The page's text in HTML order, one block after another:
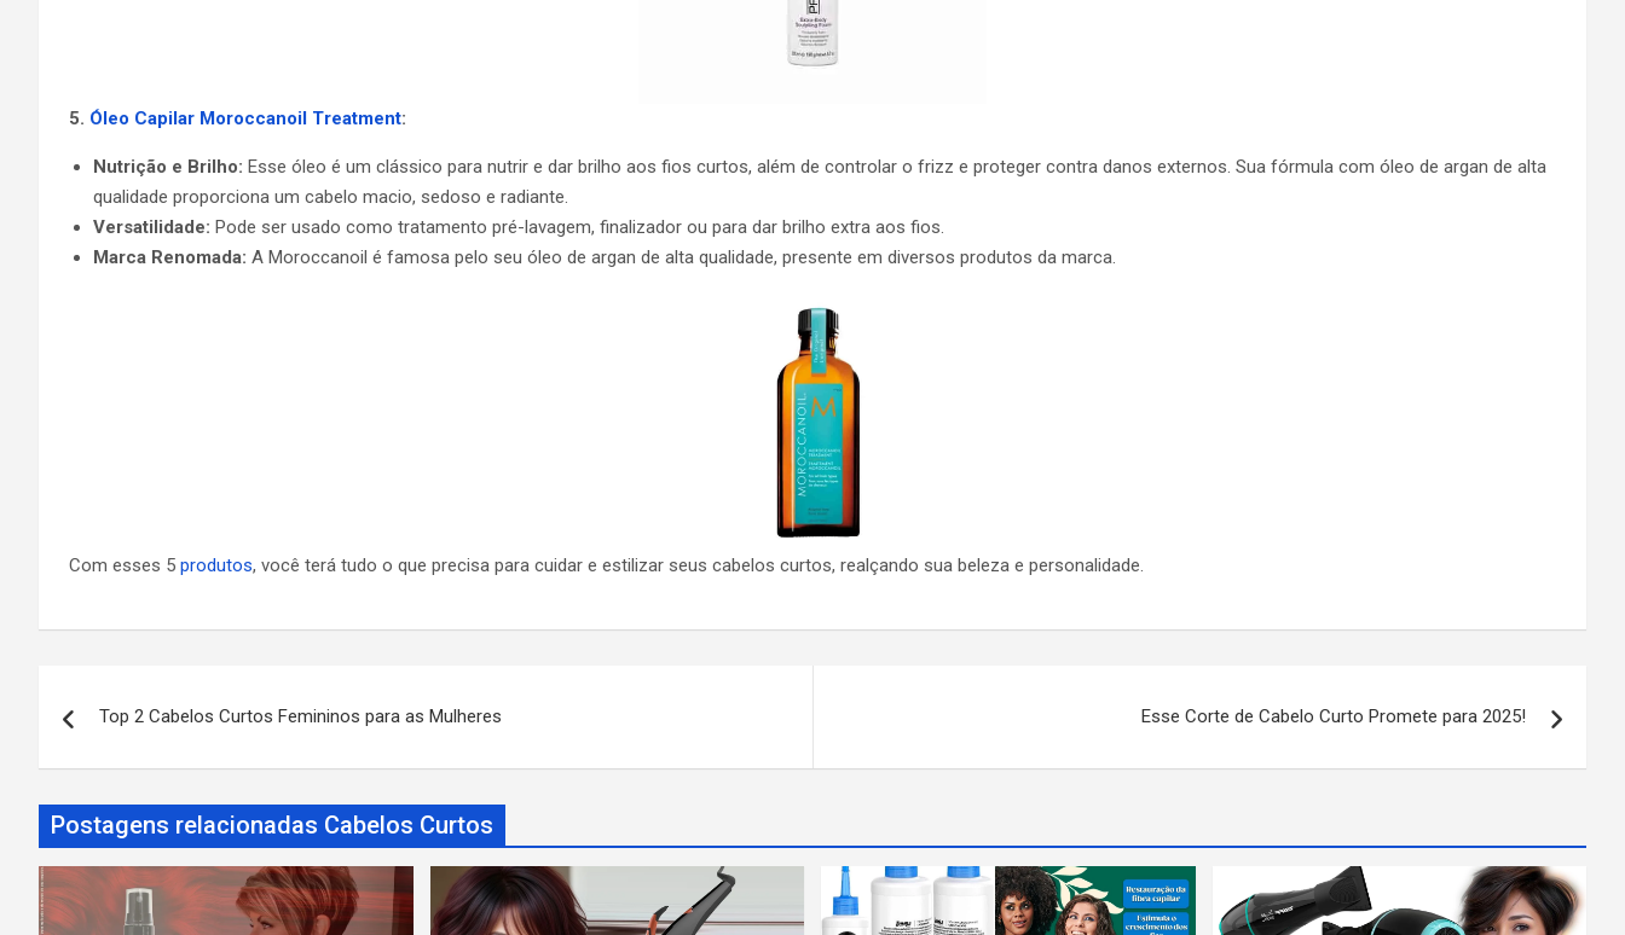
5. Óleo Capilar Moroccanoil Treatment:
Nutrição e Brilho: Esse óleo é um clássico para nutrir e dar brilho aos fios curtos, além de controlar o frizz e proteger contra danos externos. Sua fórmula com óleo de argan de alta
qualidade proporciona um cabelo macio, sedoso e radiante.
Versatilidade: Pode ser usado como tratamento pré-lavagem, finalizador ou para dar brilho extra aos fios.
Marca Renomada: A Moroccanoil é famosa pelo seu óleo de argan de alta qualidade, presente em diversos produtos da marca.
Com esses 5 produtos, você terá tudo o que precisa para cuidar e estilizar seus cabelos curtos, realçando sua beleza e personalidade.
e
g
Top 2 Cabelos Curtos Femininos para as Mulheres Esse Corte de Cabelo Curto Promete para 2025!
Postagens relacionadas Cabelos Curtos